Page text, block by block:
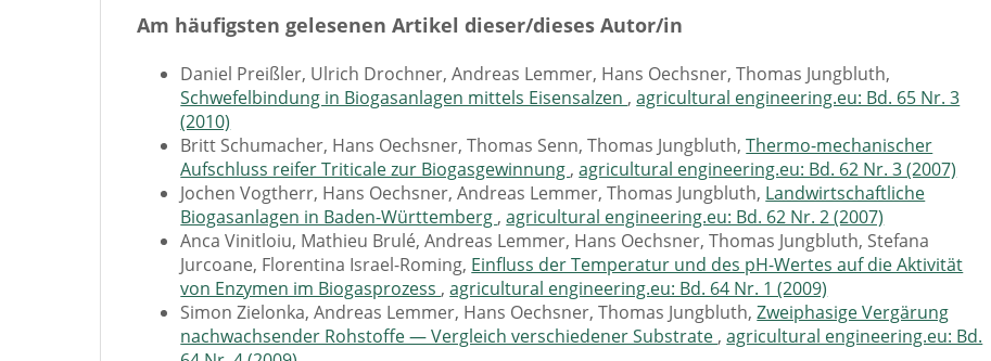
Am häufigsten gelesenen Artikel dieser/dieses Autor/in
Daniel Preißler, Ulrich Drochner, Andreas Lemmer, Hans Oechsner, Thomas Jungbluth,
Schwefelbindung in Biogasanlagen mittels Eisensalzen ,agricultural engineering.eu: Bd. 65 Nr. 3
(2010)
Britt Schumacher, Hans Oechsner, Thomas Senn, Thomas Jungbluth,Thermo-mechanischer
Aufschluss reifer Triticale zur Biogasgewinnung ,agricultural engineering.eu: Bd. 62 Nr. 3 (2007)
Jochen Vogtherr, Hans Oechsner, Andreas Lemmer, Thomas Jungbluth, Landwirtschaftliche
Biogasanlagen in Baden-Württemberg ,agricultural engineering.eu: Bd. 62 Nr. 2 (2007)
Anca Vinitloiu, Mathieu Brulé, Andreas Lemmer, Hans Oechsner, Thomas Jungbluth, Stefana
Jurcoane, Florentina Israel-Roming, Einfluss der Temperatur und des pH-Wertes auf die Aktivität
von Enzymen im Biogasprozess ,agricultural engineering.eu: Bd. 64 Nr. 1 (2009)
Simon Zielonka, Andreas Lemmer, Hans Oechsner, Thomas Jungbluth,Zweiphasige Vergärung
nachwachsender Rohstoffe — Vergleich verschiedener Substrate ,agricultural engineering.eu: Bd.